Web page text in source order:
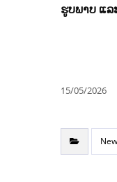
ຮູບພາບ ແ
15/05/2026